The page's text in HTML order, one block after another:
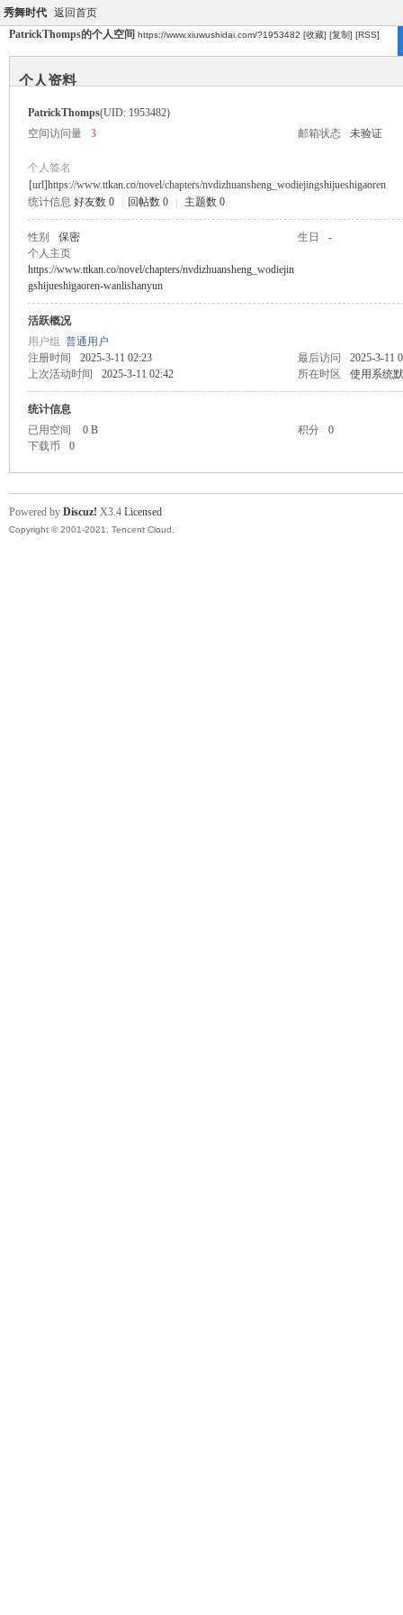
秀舞时代 返回首页
PatrickThomps的个人空间 https://www.xiuwushidai.com/?1953482 [收藏] [复制] [RSS]
个人资料
PatrickThomps(UID: 1953482)
空间访问量
3 邮箱状态 未验证
个人签名
[url]https://www.ttkan.co/novel/chapters/nvdizhuansheng_wodiejingshijueshigaoren
统计信息 好友数 0 回帖数 0 主题数 0
性别 保密 生日
-
个人主页
https://www.ttkan.co/novel/chapters/nvdizhuansheng_wodiejin
gshijueshigaoren-wanlishanyun
活跃概况
用户组 普通用户
注册时间
2025-3-11 02:23 最后访问
2025-3-11
上次活动时间
2025-3-11 02:42 所在时区 使用系统
统计信息
已用空间
0 B 积分
0
下载币
0
Powered by Discuz! X3.4 Licensed
Copyright © 2001-2021, Tencent Cloud.